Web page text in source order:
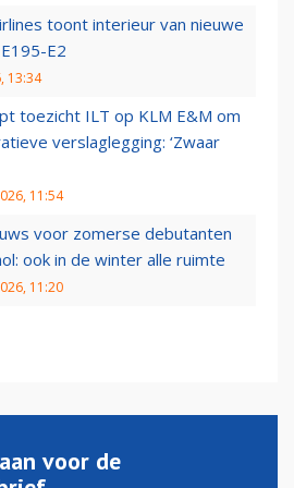
toont interieur van nieuwe
E2
13:34
toezicht ILT op KLM E&M om
verslaglegging: ‘Zwaar
11:54
voor zomerse debutanten
ook in de winter alle ruimte
11:20
voor de